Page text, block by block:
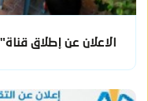
الاعلان عن إطلاق